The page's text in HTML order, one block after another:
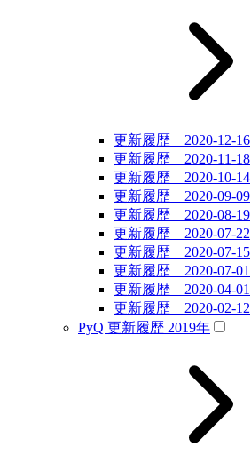
更新履歴 2020-12-16
更新履歴 2020-11-18
更新履歴 2020-10-14
更新履歴 2020-09-09
更新履歴 2020-08-19
更新履歴 2020-07-22
更新履歴 2020-07-15
更新履歴 2020-07-01
更新履歴 2020-04-01
更新履歴 2020-02-12
PyQ 更新履歴 2019年